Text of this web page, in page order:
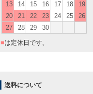
13
14 15 16 17 18
19
20
21 22 23 24 25
26
27
28 29 30
■は定休日です。
送料について